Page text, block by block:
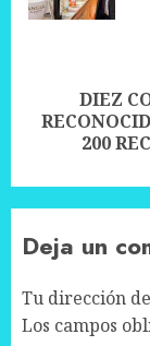
Next
DIEZ
200
Deja un
Tu dirección
Los campos